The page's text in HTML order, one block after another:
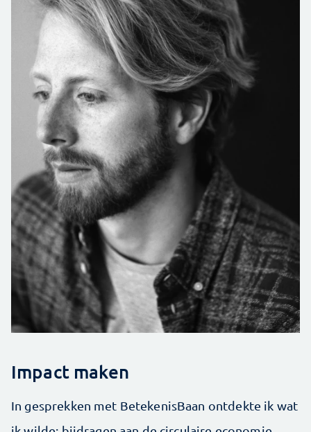
Impact maken
In gesprekken met BetekenisBaan ontdekte ik wat